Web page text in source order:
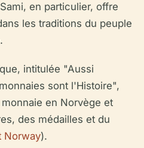
en particulier, offre
les traditions du peuple
intitulée "Aussi
sont l'Histoire",
en Norvège et
des médailles et du
Norway).